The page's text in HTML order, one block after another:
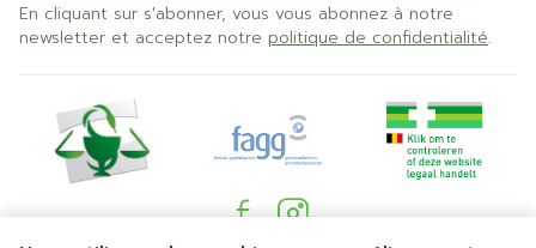
En cliquant sur s'abonner, vous vous abonnez à notre
newsletter et acceptez notre politique de confidentialité.